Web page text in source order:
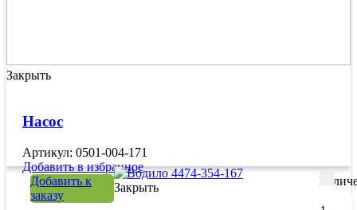
Закрыть
Насос
Артикул: 0501-004-171
Добавить в избранное
Добавить к
заказу
Закрыть